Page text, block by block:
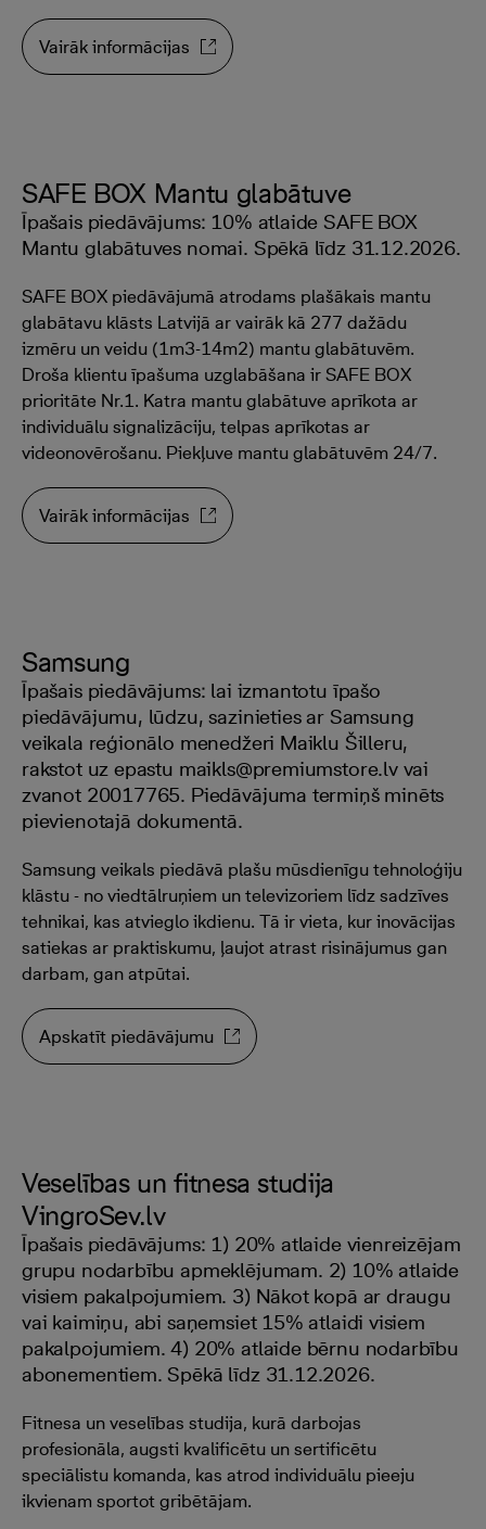
Vairāk informācijas
SAFE BOX Mantu glabātuve
Īpašais piedāvājums: 10% atlaide SAFE BOX
Mantu glabātuves nomai. Spēkā līdz 31.12.2026.
SAFE BOX piedāvājumā atrodams plašākais mantu
glabātavu klāsts Latvijā ar vairāk kā 277 dažādu
izmēru un veidu (1m3-14m2) mantu glabātuvēm.
Droša klientu īpašuma uzglabāšana ir SAFE BOX
prioritāte Nr.1. Katra mantu glabātuve aprīkota ar
individuālu signalizāciju, telpas aprīkotas ar
videonovērošanu. Piekļuve mantu glabātuvēm 24/7.
Vairāk informācijas
Samsung
Īpašais piedāvājums: lai izmantotu īpašo
piedāvājumu, lūdzu, sazinieties ar Samsung
veikala reģionālo menedžeri Maiklu Šilleru,
rakstot uz epastu maikls@premiumstore.lv vai
zvanot 20017765. Piedāvājuma termiņš minēts
pievienotajā dokumentā.
Samsung veikals piedāvā plašu mūsdienīgu tehnoloģiju
klāstu - no viedtālruņiem un televizoriem līdz sadzīves
tehnikai, kas atvieglo ikdienu. Tā ir vieta, kur inovācijas
satiekas ar praktiskumu, ļaujot atrast risinājumus gan
darbam, gan atpūtai.
Apskatīt piedāvājumu
Veselības un fitnesa studija
VingroSev.lv
Īpašais piedāvājums: 1) 20% atlaide vienreizējam
grupu nodarbību apmeklējumam. 2) 10% atlaide
visiem pakalpojumiem. 3) Nākot kopā ar draugu
vai kaimiņu, abi saņemsiet 15% atlaidi visiem
pakalpojumiem. 4) 20% atlaide bērnu nodarbību
abonementiem. Spēkā līdz 31.12.2026.
Fitnesa un veselības studija, kurā darbojas
profesionāla, augsti kvalificētu un sertificētu
speciālistu komanda, kas atrod individuālu pieeju
ikvienam sportot gribētājam.